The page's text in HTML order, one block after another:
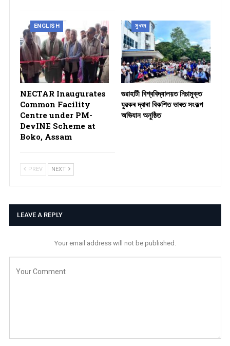
ENGLISH
NECTAR Inaugurates
Common Facility
Centre under PM-
DevINE Scheme at
Boko, Assam
সুখবৰ
গুৱাহাটী বিশ্ববিদ্যালয়ত নিচামুক্ত
যুৱকৰ দ্বাৰা বিকশিত ভাৰত সংকল্প
অভিযান অনুষ্ঠিত
PREV NEXT
LEAVE A REPLY
Your email address will not be published.